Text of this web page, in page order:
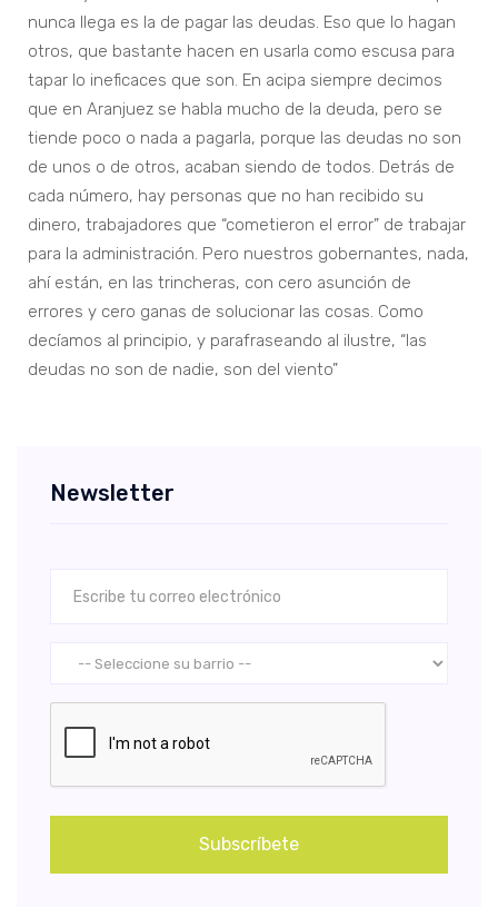
nunca llega es la de pagar las deudas. Eso que lo hagan
otros, que bastante hacen en usarla como escusa para
tapar lo ineficaces que son. En acipa siempre decimos
que en Aranjuez se habla mucho de la deuda, pero se
tiende poco o nada a pagarla, porque las deudas no son
de unos o de otros, acaban siendo de todos. Detrás de
cada número, hay personas que no han recibido su
dinero, trabajadores que “cometieron el error” de trabajar
para la administración. Pero nuestros gobernantes, nada,
ahí están, en las trincheras, con cero asunción de
errores y cero ganas de solucionar las cosas. Como
decíamos al principio, y parafraseando al ilustre, “las
deudas no son de nadie, son del viento”
Newsletter
Subscríbete